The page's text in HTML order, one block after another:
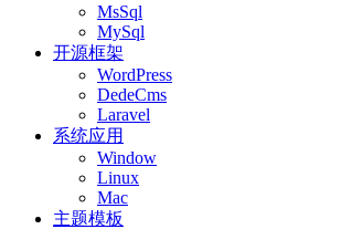
MsSql
MySql
开源框架
WordPress
DedeCms
Laravel
系统应用
Window
Linux
Mac
主题模板